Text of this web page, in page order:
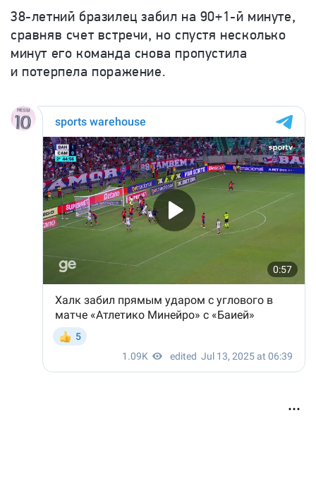
38-летний бразилец забил на 90+1-й минуте,
сравняв счет встречи, но спустя несколько
минут его команда снова пропустила
и потерпела поражение.